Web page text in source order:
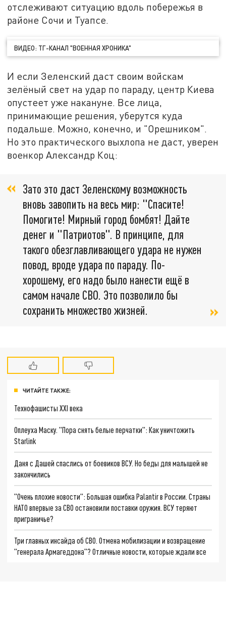
отслеживают ситуацию вдоль побережья в
районе Сочи и Туапсе.
ВИДЕО: ТГ-КАНАЛ "ВОЕННАЯ ХРОНИКА"
И если Зеленский даст своим войскам
зелёный свет на удар по параду, центр Киева
опустеет уже накануне. Все лица,
принимающие решения, уберутся куда
подальше. Можно, конечно, и "Орешником".
Но это практического выхлопа не даст, уверен
военкор Александр Коц:
Зато это даст Зеленскому возможность
вновь завопить на весь мир: "Спасите!
Помогите! Мирный город бомбят! Дайте
денег и "Патриотов". В принципе, для
такого обезглавливающего удара не нужен
повод, вроде удара по параду. По-
хорошему, его надо было нанести ещё в
самом начале СВО. Это позволило бы
сохранить множество жизней.
ЧИТАЙТЕ ТАКЖЕ:
Технофашисты XXI века
Оплеуха Маску. "Пора снять белые перчатки": Как уничтожить
Starlink
Даня с Дашей спаслись от боевиков ВСУ. Но беды для малышей не
закончились
"Очень плохие новости": Большая ошибка Palantir в России. Страны
НАТО впервые за СВО остановили поставки оружия. ВСУ теряют
приграничье?
Три главных инсайда об СВО. Отмена мобилизации и возвращение
"генерала Армагеддона"? Отличные новости, которые ждали все